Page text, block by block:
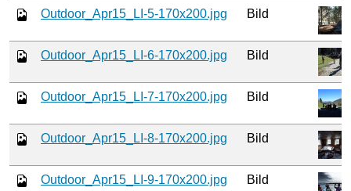
Outdoor_Apr15_LI-5-170x200.jpg Bild
Outdoor_Apr15_LI-6-170x200.jpg Bild
Outdoor_Apr15_LI-7-170x200.jpg Bild
Outdoor_Apr15_LI-8-170x200.jpg Bild
Outdoor_Apr15_LI-9-170x200.jpg Bild